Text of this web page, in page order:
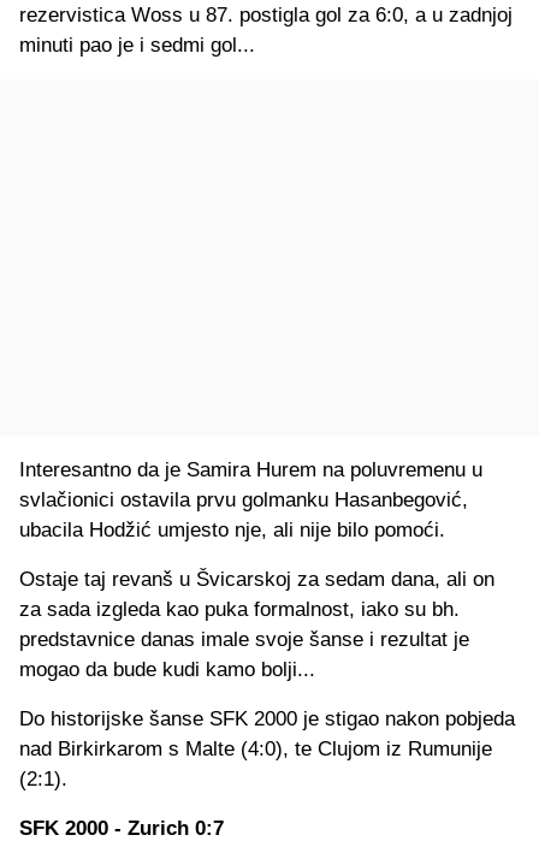
rezervistica Woss u 87. postigla gol za 6:0, a u zadnjoj
minuti pao je i sedmi gol...
Interesantno da je Samira Hurem na poluvremenu u
svlačionici ostavila prvu golmanku Hasanbegović,
ubacila Hodžić umjesto nje, ali nije bilo pomoći.
Ostaje taj revanš u Švicarskoj za sedam dana, ali on
za sada izgleda kao puka formalnost, iako su bh.
predstavnice danas imale svoje šanse i rezultat je
mogao da bude kudi kamo bolji...
Do historijske šanse SFK 2000 je stigao nakon pobjeda
nad Birkirkarom s Malte (4:0), te Clujom iz Rumunije
(2:1).
SFK 2000 - Zurich 0:7